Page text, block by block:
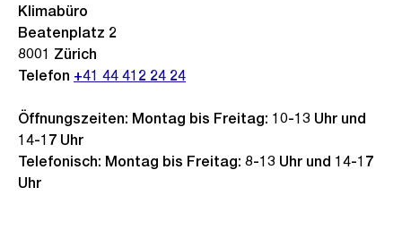
Öffnungszeiten: Montag bis Freitag: 10-13 Uhr und
14-17 Uhr
Telefonisch: Montag bis Freitag: 8-13 Uhr und 14-17
Uhr
Klimabüro
Beatenplatz 2
8001 Zürich
Telefon +41 44 412 24 24